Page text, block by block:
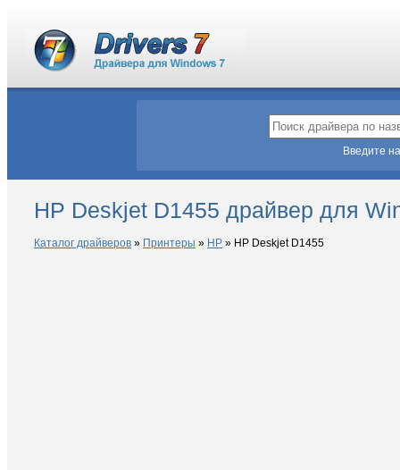
Введите
HP Deskjet D1455 драйвер для
Каталог драйверов » Принтеры » HP » HP Deskjet D1455